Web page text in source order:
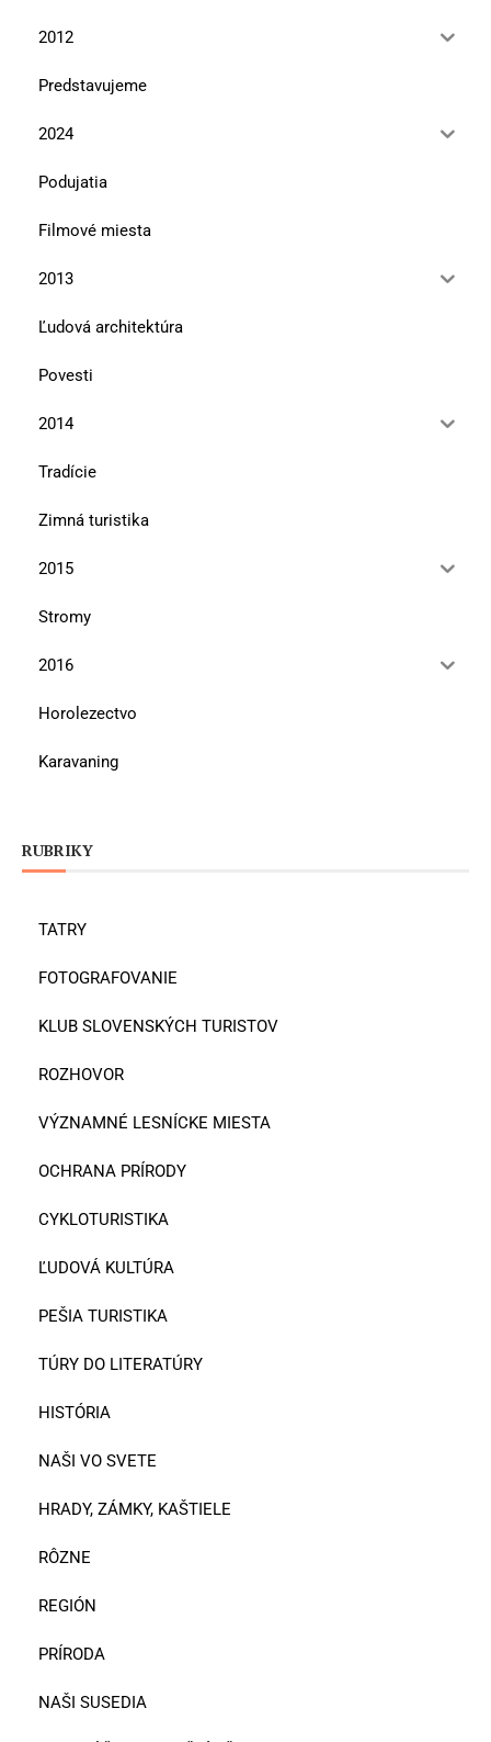
2012
Predstavujeme
2024
Podujatia
Filmové miesta
2013
Ľudová architektúra
Povesti
2014
Tradície
Zimná turistika
2015
Stromy
2016
Horolezectvo
Karavaning
RUBRIKY
TATRY
FOTOGRAFOVANIE
KLUB SLOVENSKÝCH TURISTOV
ROZHOVOR
VÝZNAMNÉ LESNÍCKE MIESTA
OCHRANA PRÍRODY
CYKLOTURISTIKA
ĽUDOVÁ KULTÚRA
PEŠIA TURISTIKA
TÚRY DO LITERATÚRY
HISTÓRIA
NAŠI VO SVETE
HRADY, ZÁMKY, KAŠTIELE
RÔZNE
REGIÓN
PRÍRODA
NAŠI SUSEDIA